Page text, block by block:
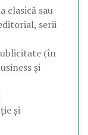
clasică sau
serii
(în
și
și